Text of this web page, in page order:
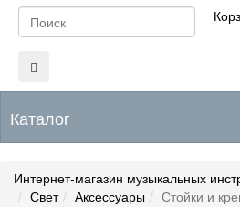
Каталог
Интернет-магазин музыкальных
Свет
Аксессуары Стойки и